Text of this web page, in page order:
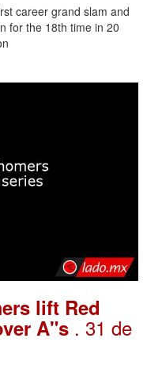
career grand slam and
for the 18th time in 20
lift Red
A"s . 31 de